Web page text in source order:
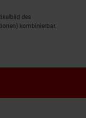
des
kombinierbar.